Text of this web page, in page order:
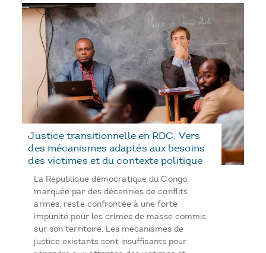
Justice transitionnelle en RDC. Vers
des mécanismes adaptés aux besoins
des victimes et du contexte politique
La République démocratique du Congo,
marquée par des décennies de conflits
armés, reste confrontée à une forte
impunité pour les crimes de masse commis
sur son territoire. Les mécanismes de
justice existants sont insuffisants pour